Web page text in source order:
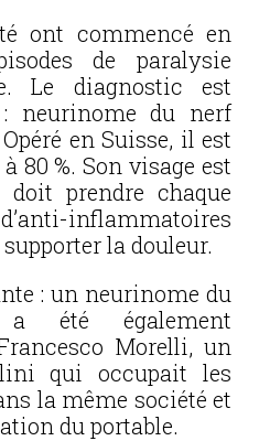
ont commencé en
de paralysie
Le diagnostic est
neurinome du nerf
en Suisse, il est
80 %. Son visage est
prendre chaque
inflammatoires
la douleur.
: un neurinome du
été également
Morelli, un
qui occupait les
la même société et
du portable.